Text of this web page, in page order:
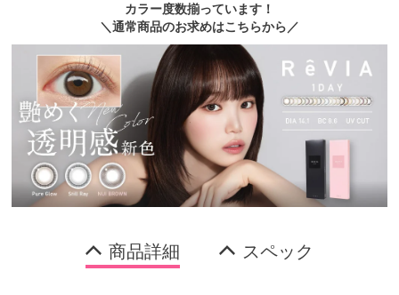
カラー度数揃っています！
＼通常商品のお求めはこちらから／
商品詳細 スペック